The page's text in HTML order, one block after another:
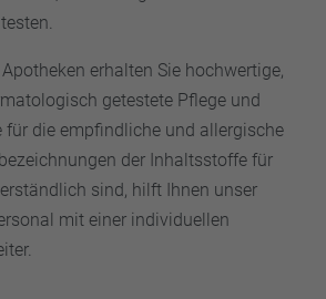
erhalten Sie hochwertige,
getestete Pflege und
für die empfindliche und allergische
der Inhaltsstoffe für
sind, hilft Ihnen unser
mit einer individuellen